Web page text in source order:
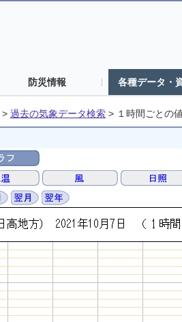
防災情報 各種データ・
> 過去の気象データ検索 > １時間ごとの